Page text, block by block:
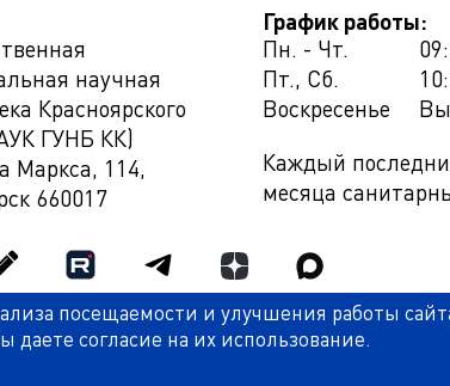
научная
Красноярского
ГУНБ КК)
Маркса, 114,
660017
График работы:
Пн. - Чт.
Пт., Сб.
Воскресенье
Каждый
месяца
персональных данных
посещаемости и улучшения работы
даете согласие на их использование.